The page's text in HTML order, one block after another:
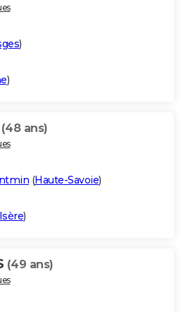
)
)
(48 ans)
(Haute-Savoie)
)
(49 ans)